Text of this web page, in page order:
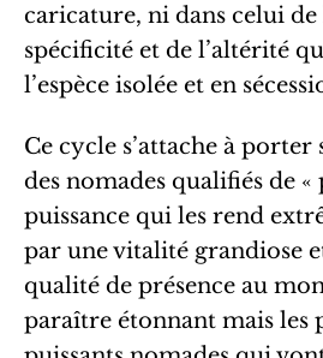
caricature, ni dans celui de
spécificité et de l’altérité
l’espèce isolée et en
Ce cycle s’attache à
des nomades qualifiés de «
puissance qui les rend
par une vitalité grandiose
qualité de présence au
paraître étonnant mais les